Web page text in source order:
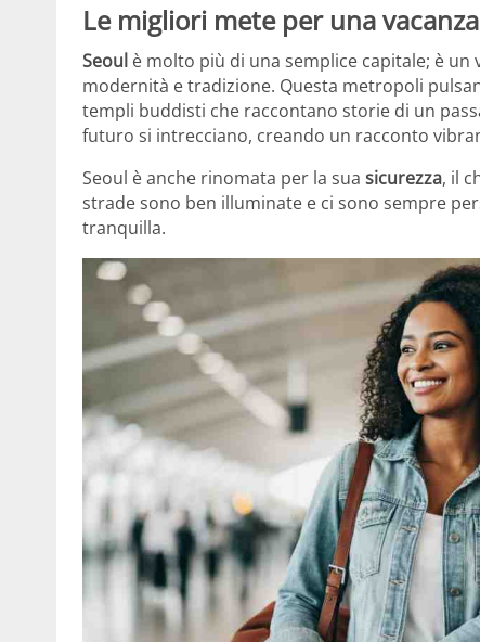
Le migliori mete per una
Seoul è molto più di una semplice capitale; è
modernità e tradizione. Questa metropoli
templi buddisti che raccontano storie di un
futuro si intrecciano, creando un racconto
Seoul è anche rinomata per la sua sicurezza, il
strade sono ben illuminate e ci sono sempre
tranquilla.